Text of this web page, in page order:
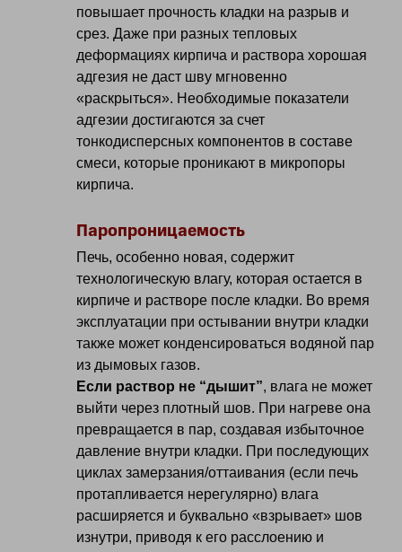
повышает прочность кладки на разрыв и
срез. Даже при разных тепловых
деформациях кирпича и раствора хорошая
адгезия не даст шву мгновенно
«раскрыться». Необходимые показатели
адгезии достигаются за счет
тонкодисперсных компонентов в составе
смеси, которые проникают в микропоры
кирпича.
Паропроницаемость
Печь, особенно новая, содержит
технологическую влагу, которая остается в
кирпиче и растворе после кладки. Во время
эксплуатации при остывании внутри кладки
также может конденсироваться водяной пар
из дымовых газов.
Если раствор не “дышит”, влага не может
выйти через плотный шов. При нагреве она
превращается в пар, создавая избыточное
давление внутри кладки. При последующих
циклах замерзания/оттаивания (если печь
протапливается нерегулярно) влага
расширяется и буквально «взрывает» шов
изнутри, приводя к его расслоению и